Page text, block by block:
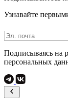
Узнавайте
Подписываясь на
персональных